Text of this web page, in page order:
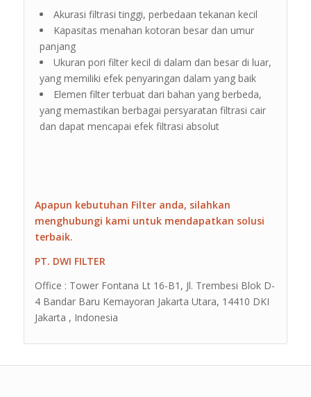
Akurasi filtrasi tinggi, perbedaan tekanan kecil
Kapasitas menahan kotoran besar dan umur
panjang
Ukuran pori filter kecil di dalam dan besar di luar,
yang memiliki efek penyaringan dalam yang baik
Elemen filter terbuat dari bahan yang berbeda,
yang memastikan berbagai persyaratan filtrasi cair
dan dapat mencapai efek filtrasi absolut
Apapun kebutuhan Filter anda, silahkan
menghubungi kami untuk mendapatkan solusi
terbaik.
PT. DWI FILTER
Office : Tower Fontana Lt 16-B1, Jl. Trembesi Blok D-
4 Bandar Baru Kemayoran Jakarta Utara, 14410 DKI
Jakarta , Indonesia